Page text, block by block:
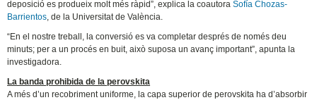
deposició es produeix molt més ràpid”, explica la coautoraSofía Chozas-
Barrientos, de la Universitat de València.
“En el nostre treball, la conversió es va completar després de només deu
minuts; per a un procés en buit, això suposa un avanç important”, apunta la
investigadora.
La banda prohibida de la perovskita
A més d’un recobriment uniforme, la capa superior de perovskita ha d’absorbir